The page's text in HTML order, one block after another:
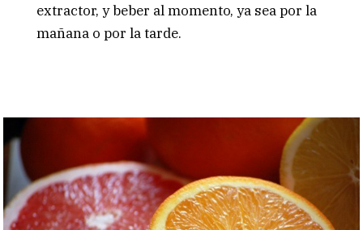
extractor, y beber al momento, ya sea por la
mañana o por la tarde.